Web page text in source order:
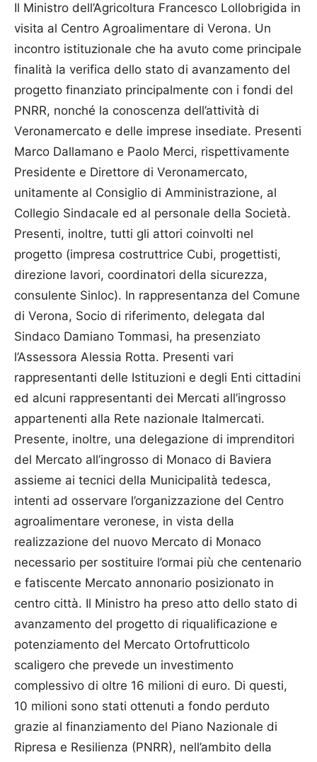
Il Ministro dell’Agricoltura Francesco Lollobrigida in
visita al Centro Agroalimentare di Verona. Un
incontro istituzionale che ha avuto come principale
finalità la verifica dello stato di avanzamento del
progetto finanziato principalmente con i fondi del
PNRR, nonché la conoscenza dell’attività di
Veronamercato e delle imprese insediate. Presenti
Marco Dallamano e Paolo Merci, rispettivamente
Presidente e Direttore di Veronamercato,
unitamente al Consiglio di Amministrazione, al
Collegio Sindacale ed al personale della Società.
Presenti, inoltre, tutti gli attori coinvolti nel
progetto (impresa costruttrice Cubi, progettisti,
direzione lavori, coordinatori della sicurezza,
consulente Sinloc). In rappresentanza del Comune
di Verona, Socio di riferimento, delegata dal
Sindaco Damiano Tommasi, ha presenziato
l’Assessora Alessia Rotta. Presenti vari
rappresentanti delle Istituzioni e degli Enti cittadini
ed alcuni rappresentanti dei Mercati all’ingrosso
appartenenti alla Rete nazionale Italmercati.
Presente, inoltre, una delegazione di imprenditori
del Mercato all’ingrosso di Monaco di Baviera
assieme ai tecnici della Municipalità tedesca,
intenti ad osservare l’organizzazione del Centro
agroalimentare veronese, in vista della
realizzazione del nuovo Mercato di Monaco
necessario per sostituire l’ormai più che centenario
e fatiscente Mercato annonario posizionato in
centro città. Il Ministro ha preso atto dello stato di
avanzamento del progetto di riqualificazione e
potenziamento del Mercato Ortofrutticolo
scaligero che prevede un investimento
complessivo di oltre 16 milioni di euro. Di questi,
10 milioni sono stati ottenuti a fondo perduto
grazie al finanziamento del Piano Nazionale di
Ripresa e Resilienza (PNRR), nell’ambito della